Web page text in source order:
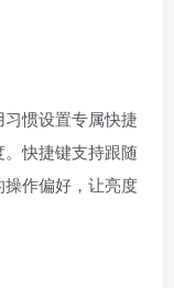
惯设置专属快捷
快捷键支持跟随
作偏好，让亮度